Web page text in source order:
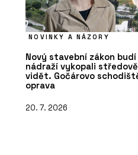
NOVINKY A NÁZORY
Nový stavební zákon
nádraží vykopali
vidět. Gočárovo
oprava
20. 7. 2026